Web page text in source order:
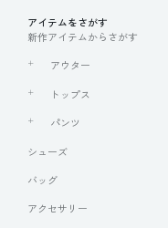
アイテムをさがす
新作アイテムからさがす
アウター
トップス
パンツ
シューズ
バッグ
アクセサリー